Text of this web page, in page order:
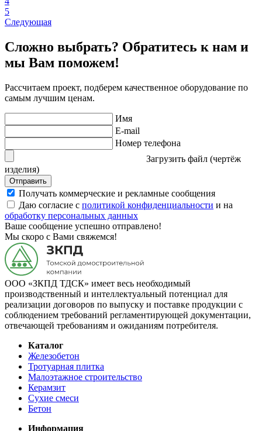
5
Следующая
Сложно выбрать? Обратитесь к нам и
мы Вам поможем!
Рассчитаем проект, подберем качественное оборудование по
самым лучшим ценам.
Имя
E-mail
Номер телефона
Загрузить файл (чертёж
изделия)
Отправить
Получать коммерческие и рекламные сообщения
Даю согласие с политикой конфиденциальности и на
обработку персональных данных
Ваше сообщение успешно отправлено!
Мы скоро с Вами свяжемся!
ООО «ЗКПД ТДСК» имеет весь необходимый
производственный и интеллектуальный потенциал для
реализации договоров по выпуску и поставке продукции с
соблюдением требований регламентирующей документации,
отвечающей требованиям и ожиданиям потребителя.
Каталог
Железобетон
Тротуарная плитка
Малоэтажное строительство
Керамзит
Сухие смеси
Бетон
Информация